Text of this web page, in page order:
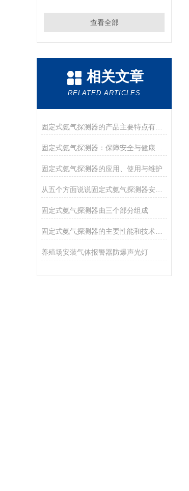
查看全部
相关文章
RELATED ARTICLES
固定式氨气探测器：保障安全与健康的守护者
固定式氨气探测器的应用、使用与维护
从五个方面说说固定式氨气探测器安装的注意事项
固定式氨气探测器由三个部分组成
固定式氨气探测器的主要性能和技术指标
养殖场安装气体报警器防爆声光灯